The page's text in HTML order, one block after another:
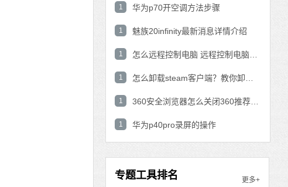
1 华为p70开空调方法步骤
1 魅族20infinity最新消息详情介绍
1
1
1
1 华为p40pro录屏的操作
专题工具排名 更多+